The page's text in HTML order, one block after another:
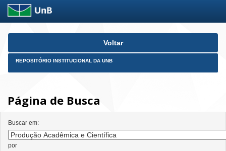
Skip
Voltar
REPOSITÓRIO INSTITUCIONAL DA UNB
Página de Busca
Buscar em:
por